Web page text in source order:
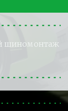
шиномонтаж